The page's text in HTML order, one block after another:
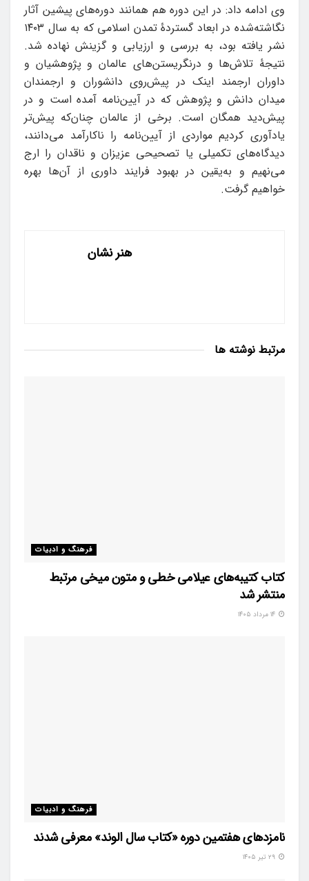
وی ادامه داد: در این دوره هم همانند دوره‌های پیشین آثار
نگاشته‌شده در ابعاد گستردۀ تمدن اسلامی که به سال ۱۴۰۳
نشر یافته بود، به بررسی و ارزیابی و گزینش نهاده شد.
نتیجۀ تلاش‌ها و درنگریستن‌های عالمان و پژوهشیان و
داوران ارجمند اینک در پیش‌روی دانشوران و ارجمندان
میدان دانش و پژوهش که در آیین‌نامه آمده است و در
پیش‌دید همگان است. برخی از عالمان چنان‌که پیش‌تر
یادآوری کردیم مواردی از آیین‌نامه را ناکارآمد می‌دانند،
دیدگاه‌های تکمیلی یا تصحیحی عزیزان و ناقدان را ارج
می‌نهیم و به‌یقین در بهبود فرایند داوری از آن‌ها بهره
خواهیم گرفت.
هنر نشان
کتاب کتیبه‌های عیلامی خطی و متون میخی مرتبط
۱۴ مرداد ۱۴۰۵
نامزدهای هفتمین دوره «کتاب سال الوند» معرفی شدند